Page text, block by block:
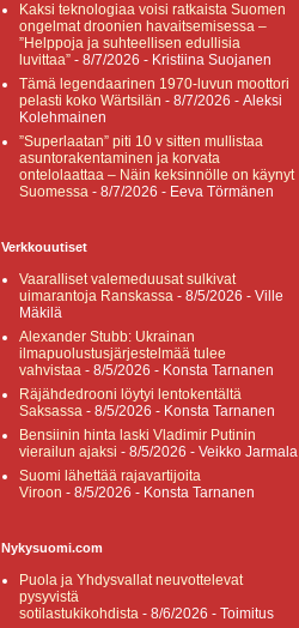
Kaksi teknologiaa voisi ratkaista Suomen
ongelmat droonien havaitsemisessa –
”Helppoja ja suhteellisen edullisia
luvittaa” - 8/7/2026 - Kristiina Suojanen
Tämä legendaarinen 1970-luvun moottori
pelasti koko Wärtsilän - 8/7/2026 - Aleksi
Kolehmainen
”Superlaatan” piti 10 v sitten mullistaa
asuntorakentaminen ja korvata
ontelolaattaa – Näin keksinnölle on käynyt
Suomessa - 8/7/2026 - Eeva Törmänen
Verkkouutiset
Vaaralliset valemeduusat sulkivat
uimarantoja Ranskassa - 8/5/2026 - Ville
Mäkilä
Alexander Stubb: Ukrainan
ilmapuolustusjärjestelmää tulee
vahvistaa - 8/5/2026 - Konsta Tarnanen
Räjähdedrooni löytyi lentokentältä
Saksassa - 8/5/2026 - Konsta Tarnanen
Bensiinin hinta laski Vladimir Putinin
vierailun ajaksi - 8/5/2026 - Veikko Jarmala
Suomi lähettää rajavartijoita
Viroon - 8/5/2026 - Konsta Tarnanen
Nykysuomi.com
Puola ja Yhdysvallat neuvottelevat
pysyvistä
sotilastukikohdista - 8/6/2026 - Toimitus